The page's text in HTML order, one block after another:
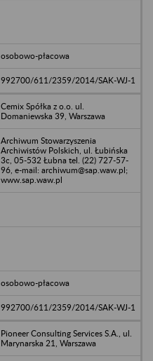
osobowo-płacowa
992700/611/2359/2014/SAK-WJ-1
Cemix Spółka z o.o. ul.
Domaniewska 39, Warszawa
Archiwum Stowarzyszenia
Archiwistów Polskich, ul. Łubińska
3c, 05-532 Łubna tel. (22) 727-57-
96, e-mail: archiwum@sap.waw.pl;
www.sap.waw.pl
osobowo-płacowa
992700/611/2359/2014/SAK-WJ-1
Pioneer Consulting Services S.A., ul.
Marynarska 21, Warszawa